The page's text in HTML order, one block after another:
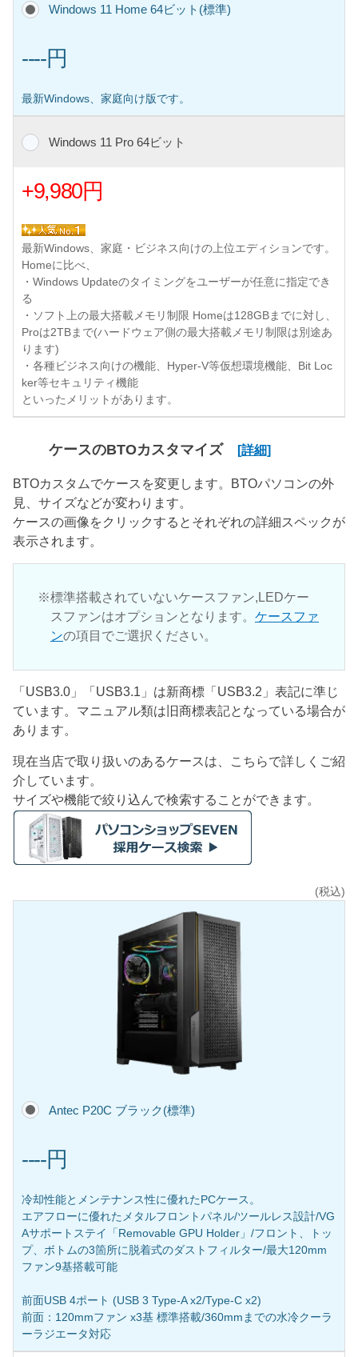
Windows 11 Home 64ビット(標準)
----円
最新Windows、家庭向け版です。
Windows 11 Pro 64ビット
+9,980円
最新Windows、家庭・ビジネス向けの上位エディションです。
Homeに比べ、
・Windows Updateのタイミングをユーザーが任意に指定でき
る
・ソフト上の最大搭載メモリ制限 Homeは128GBまでに対し、
Proは2TBまで(ハードウェア側の最大搭載メモリ制限は別途あ
ります)
・各種ビジネス向けの機能、Hyper-V等仮想環境機能、Bit Loc
ker等セキュリティ機能
といったメリットがあります。
ケースのBTOカスタマイズ [詳細]
BTOカスタムでケースを変更します。BTOパソコンの外
見、サイズなどが変わります。
ケースの画像をクリックするとそれぞれの詳細スペックが
表示されます。
標準搭載されていないケースファン,LEDケー
スファンはオプションとなります。 ケースファ
ンの項目でご選択ください。
「USB3.0」「USB3.1」は新商標「USB3.2」表記に準じ
ています。マニュアル類は旧商標表記となっている場合が
あります。
現在当店で取り扱いのあるケースは、こちらで詳しくご紹
介しています。
サイズや機能で絞り込んで検索することができます。
(税込)
Antec P20C ブラック(標準)
----円
冷却性能とメンテナンス性に優れたPCケース。
エアフローに優れたメタルフロントパネル/ツールレス設計/VG
Aサポートステイ「Removable GPU Holder」/フロント、トッ
プ、ボトムの3箇所に脱着式のダストフィルター/最大120mm
ファン9基搭載可能
前面USB 4ポート (USB 3 Type-A x2/Type-C x2)
前面：120mmファン x3基 標準搭載/360mmまでの水冷クーラ
ーラジエータ対応